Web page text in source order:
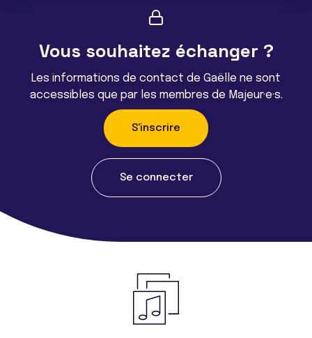
Vous souhaitez échanger ?
Les informations de contact de Gaëlle ne sont
accessibles que par les membres de Majeur·e·s.
S'inscrire
Se connecter